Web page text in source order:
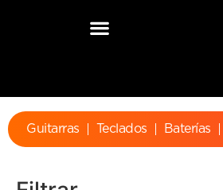
Guitarras Teclados Baterías